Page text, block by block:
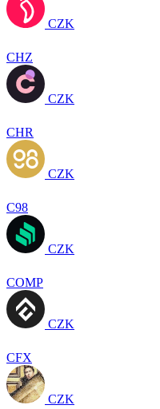
CZK
CHZ
CZK
CHR
CZK
C98
CZK
COMP
CZK
CFX
CZK